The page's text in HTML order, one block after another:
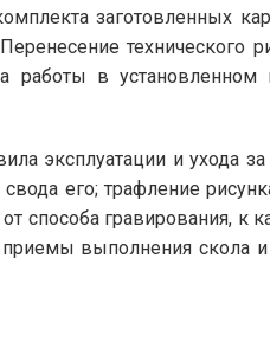
заготовленных
технического
работы в
эксплуатации и ухода
его; трафление
гравирования, к
выполнения скола и